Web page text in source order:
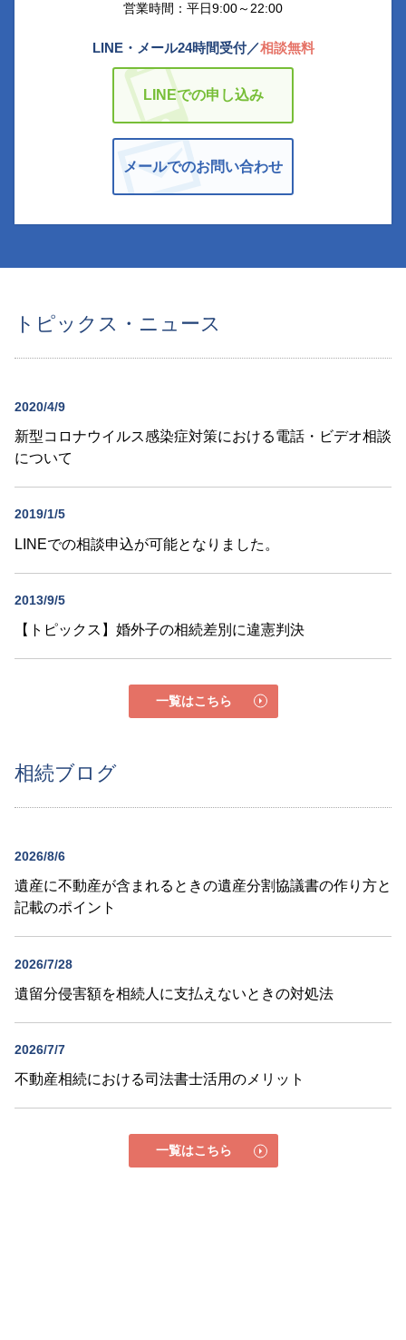
営業時間：平日9:00～22:00
LINE・メール24時間受付／相談無料
LINEでの申し込み
メールでのお問い合わせ
トピックス・ニュース
2020/4/9
新型コロナウイルス感染症対策における電話・ビデオ相談
について
2019/1/5
LINEでの相談申込が可能となりました。
2013/9/5
【トピックス】婚外子の相続差別に違憲判決
一覧はこちら
相続ブログ
2026/8/6
遺産に不動産が含まれるときの遺産分割協議書の作り方と
記載のポイント
2026/7/28
遺留分侵害額を相続人に支払えないときの対処法
2026/7/7
不動産相続における司法書士活用のメリット
一覧はこちら